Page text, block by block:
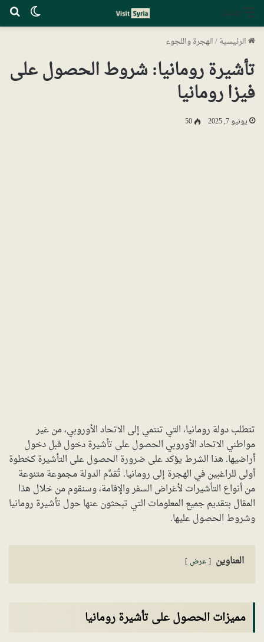
القائمة
الرئيسية/الهجرة واللجوء
تأشيرة رومانيا: شروط الحصول على
فيزا رومانيا
يونيو 7, 2025 50
تتطلب دولة رومانيا، التي تنتمي إلى الاتحاد الأوروبي، من غير
مواطني الاتحاد الأوروبي الحصول على تأشيرة دخول قبل دخول
أراضيها. هذا الشرط يؤكد على ضرورة الحصول على التأشيرة كخطوة
أولى للراغبين في الهجرة إلى رومانيا. تُقدِّم الدولة مجموعة متنوعة
من أنواع التأشيرات لأغراض السفر والإقامة، وسنقوم من خلال هذا
المقال بتقديم جميع المعلومات التي تبحثون عنها حول تأشيرة رومانيا
وشروط الحصول عليها.
العناوين عرض
مميزات الحصول على تأشيرة رومانيا